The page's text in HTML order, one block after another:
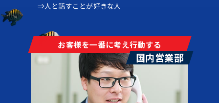
人と話すことが好きな人
お客様を一番に考え行動する
国内営業部